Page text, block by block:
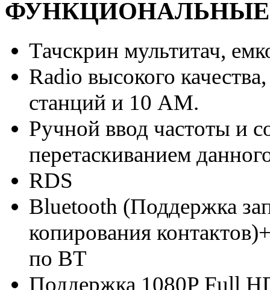
ФУНКЦИОНАЛЬНЫЕ
Тачскрин мультитач,
Radio высокого
станций и 10 АМ.
Ручной ввод частоты и
перетаскиванием
RDS
Bluetooth (Поддержка
копирования
по BT
Поддержка 1080P Full